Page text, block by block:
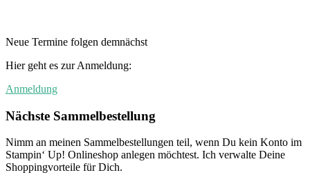
Neue Termine folgen demnächst
Hier geht es zur Anmeldung:
Anmeldung
Nächste Sammelbestellung
Nimm an meinen Sammelbestellungen teil, wenn Du kein Konto im
Stampin‘ Up! Onlineshop anlegen möchtest. Ich verwalte Deine
Shoppingvorteile für Dich.